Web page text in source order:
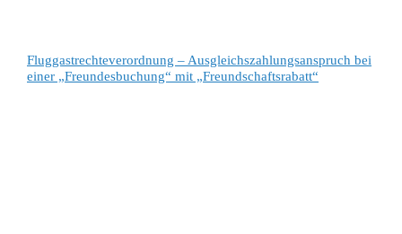
Fluggastrechteverordnung – Ausgleichszahlungsanspruch bei
einer „Freundesbuchung“ mit „Freundschaftsrabatt“